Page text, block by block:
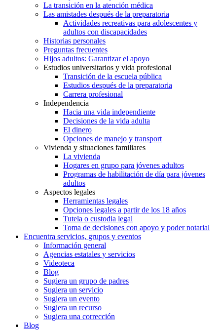
La transición en la atención médica
Las amistades después de la preparatoria
Actividades recreativas para adolescentes y
adultos con discapacidades
Historias personales
Preguntas frecuentes
Hijos adultos: Garantizar el apoyo
Estudios universitarios y vida profesional
Transición de la escuela pública
Estudios después de la preparatoria
Carrera profesional
Independencia
Hacia una vida independiente
Decisiones de la vida adulta
El dinero
Opciones de manejo y transport
Vivienda y situaciones familiares
La vivienda
Hogares en grupo para jóvenes adultos
Programas de habilitación de día para jóvenes
adultos
Aspectos legales
Herramientas legales
Opciones legales a partir de los 18 años
Tutela o custodia legal
Toma de decisiones con apoyo y poder notarial
Encuentra servicios, grupos y eventos
Información general
Agencias estatales y servicios
Videoteca
Blog
Sugiera un grupo de padres
Sugiera un servicio
Sugiera un evento
Sugiera un recurso
Sugiera una corrección
Blog